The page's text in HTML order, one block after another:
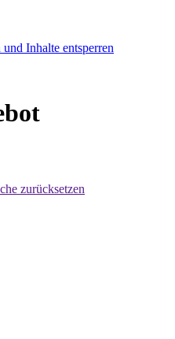
Inhalte entsperren
zurücksetzen